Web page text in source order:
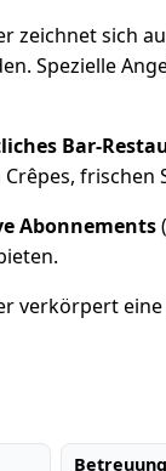
zeichnet sich
Spezielle
Bar-
Abonnements
verkörpert eine
Betreuung